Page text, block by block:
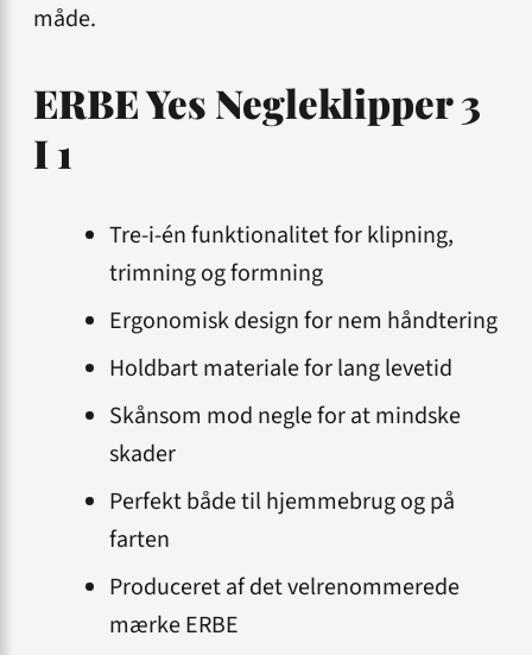
måde.
ERBE Yes Negleklipper 3
I 1
Tre-i-én funktionalitet for klipning,
trimning og formning
Ergonomisk design for nem håndtering
Holdbart materiale for lang levetid
Skånsom mod negle for at mindske
skader
Perfekt både til hjemmebrug og på
farten
Produceret af det velrenommerede
mærke ERBE